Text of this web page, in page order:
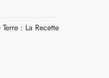
: La Recette